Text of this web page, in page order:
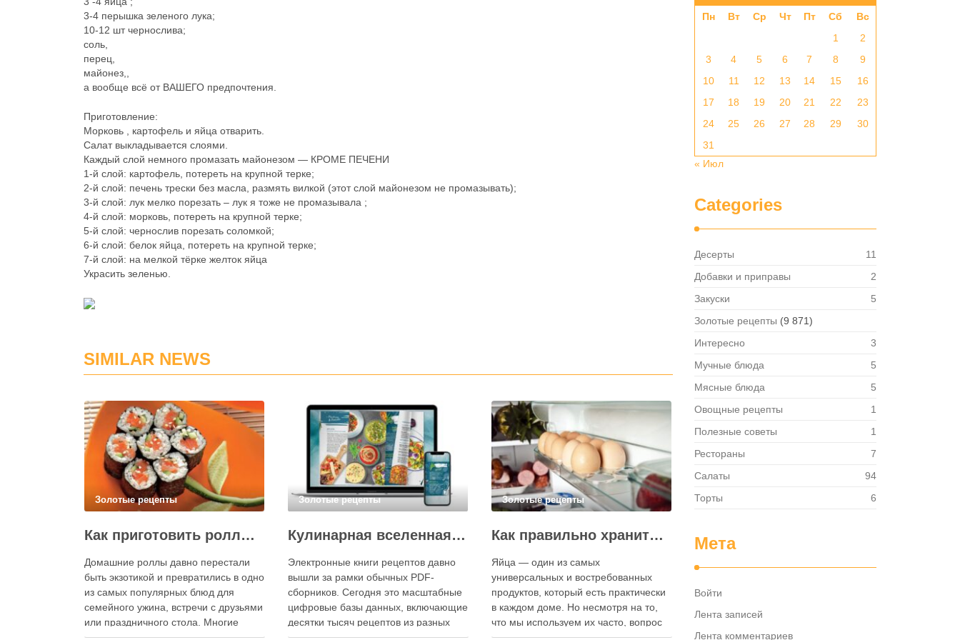
3-4 перышка зеленого лука;
10-12 шт чернослива;
соль,
перец,
майонез,,
а вообще всё от ВАШЕГО предпочтения.
Приготовление:
Морковь , картофель и яйца отварить.
Салат выкладывается слоями.
Каждый слой немного промазать майонезом — КРОМЕ ПЕЧЕНИ
1-й слой: картофель, потереть на крупной терке;
2-й слой: печень трески без масла, размять вилкой (этот слой майонезом не промазывать);
3-й слой: лук мелко порезать – лук я тоже не промазывала ;
4-й слой: морковь, потереть на крупной терке;
5-й слой: чернослив порезать соломкой;
6-й слой: белок яйца, потереть на крупной терке;
7-й слой: на мелкой тёрке желток яйца
Украсить зеленью.
SIMILAR NEWS
Золотые рецепты
Как приготовить роллы в домашних условиях?
Домашние роллы давно перестали
быть экзотикой и превратились в одно
из самых популярных блюд для
семейного ужина, встречи с друзьями
или праздничного стола. Многие
считают, что приготовление японских
Золотые рецепты
Кулинарная вселенная в цифре: топ-3 самых больших электронных книг рецептов
Электронные книги рецептов давно
вышли за рамки обычных PDF-
сборников. Сегодня это масштабные
цифровые базы данных, включающие
десятки тысяч рецептов из разных
стран мира, с подробными
Золотые рецепты
Как правильно хранить яйца: в холодильнике или на полке?
Яйца — один из самых
универсальных и востребованных
продуктов, который есть практически
в каждом доме. Но несмотря на то,
что мы используем их часто, вопрос
хранения остаётся актуальным: где
Пн Вт Ср Чт Пт Сб
Вс
1
2
3
4 5 6 7 8
9
10
11 12 13 14 15
16
17
18 19 20 21 22
23
24
25 26 27 28 29
30
31
« Июл
Categories
Десерты
11
Добавки и приправы
2
Закуски
5
Золотые рецепты (9 871)
Интересно
3
Мучные блюда
5
Мясные блюда
5
Овощные рецепты
1
Полезные советы
1
Рестораны
7
Салаты
94
Торты
6
Мета
Войти
Лента записей
Лента комментариев